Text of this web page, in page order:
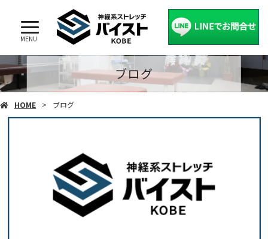
MENU
ブログ
HOME ブログ